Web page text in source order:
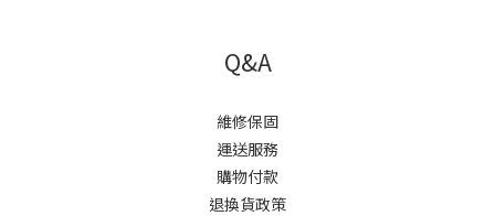
Q&A
維修保固
運送服務
購物付款
退換貨政策